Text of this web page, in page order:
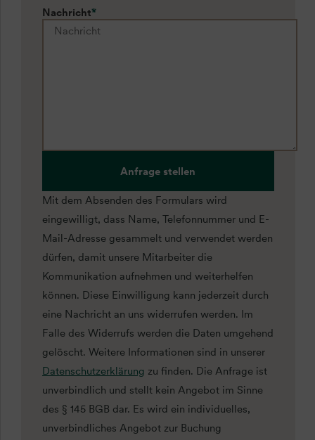
Nachricht*
Anfrage stellen
Mit dem Absenden des Formulars wird
eingewilligt, dass Name, Telefonnummer und E-
Mail-Adresse gesammelt und verwendet werden
dürfen, damit unsere Mitarbeiter die
Kommunikation aufnehmen und weiterhelfen
können. Diese Einwilligung kann jederzeit durch
eine Nachricht an uns widerrufen werden. Im
Falle des Widerrufs werden die Daten umgehend
gelöscht. Weitere Informationen sind in unserer
Datenschutzerklärung zu finden. Die Anfrage ist
unverbindlich und stellt kein Angebot im Sinne
des § 145 BGB dar. Es wird ein individuelles,
unverbindliches Angebot zur Buchung